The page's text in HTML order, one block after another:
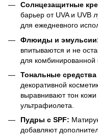
Солнцезащитные
барьер от UVA и UVB
для ежедневного
Флюиды и
впитываются и не
для комбинированной
Тональные средства
декоративной
выравнивают тон
ультрафиолета.​
Пудры с SPF:
добавляют